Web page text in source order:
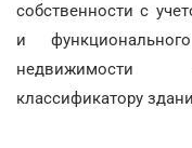
собственности с
и
недвижимости
классификатору